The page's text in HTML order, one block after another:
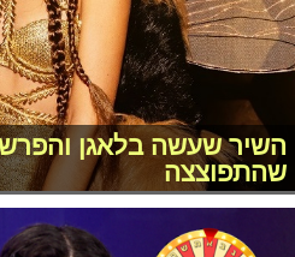
השיר שעשה בלאגן
שהתפוצצה